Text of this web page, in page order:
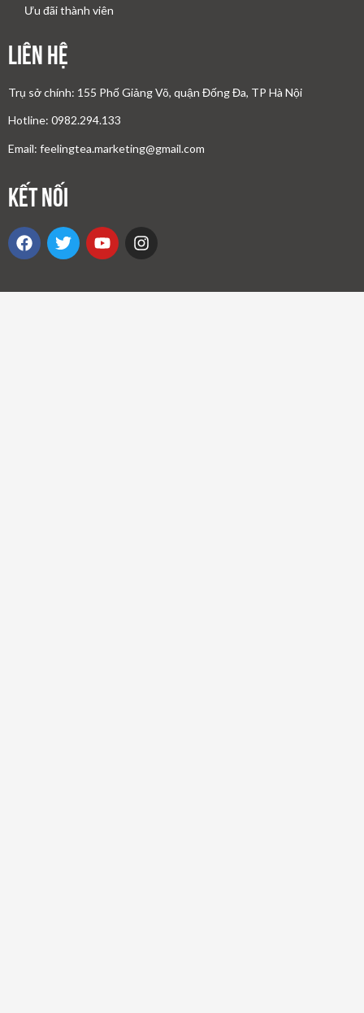
Ưu đãi thành viên
Liên Hệ
Trụ sở chính: 155 Phố Giảng Võ, quận Đống Đa, TP Hà Nội
Hotline: 0982.294.133
Email: feelingtea.marketing@gmail.com
Kết nối